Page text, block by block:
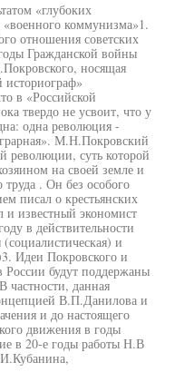
«глубоких
коммунизма»1.
отношения советских
Гражданской войны
носящая
в «Российской
твердо не усвоит, что у
одна революция -
М.Н.Покровский
революции, суть которой
на своей земле и
труда . Он без особого
писал о крестьянских
и известный экономист
в действительности
и
Идеи Покровского и
будут поддержаны
частности, данная
В.П.Данилова и
и до настоящего
движения в годы
в 20-е годы работы Н.В